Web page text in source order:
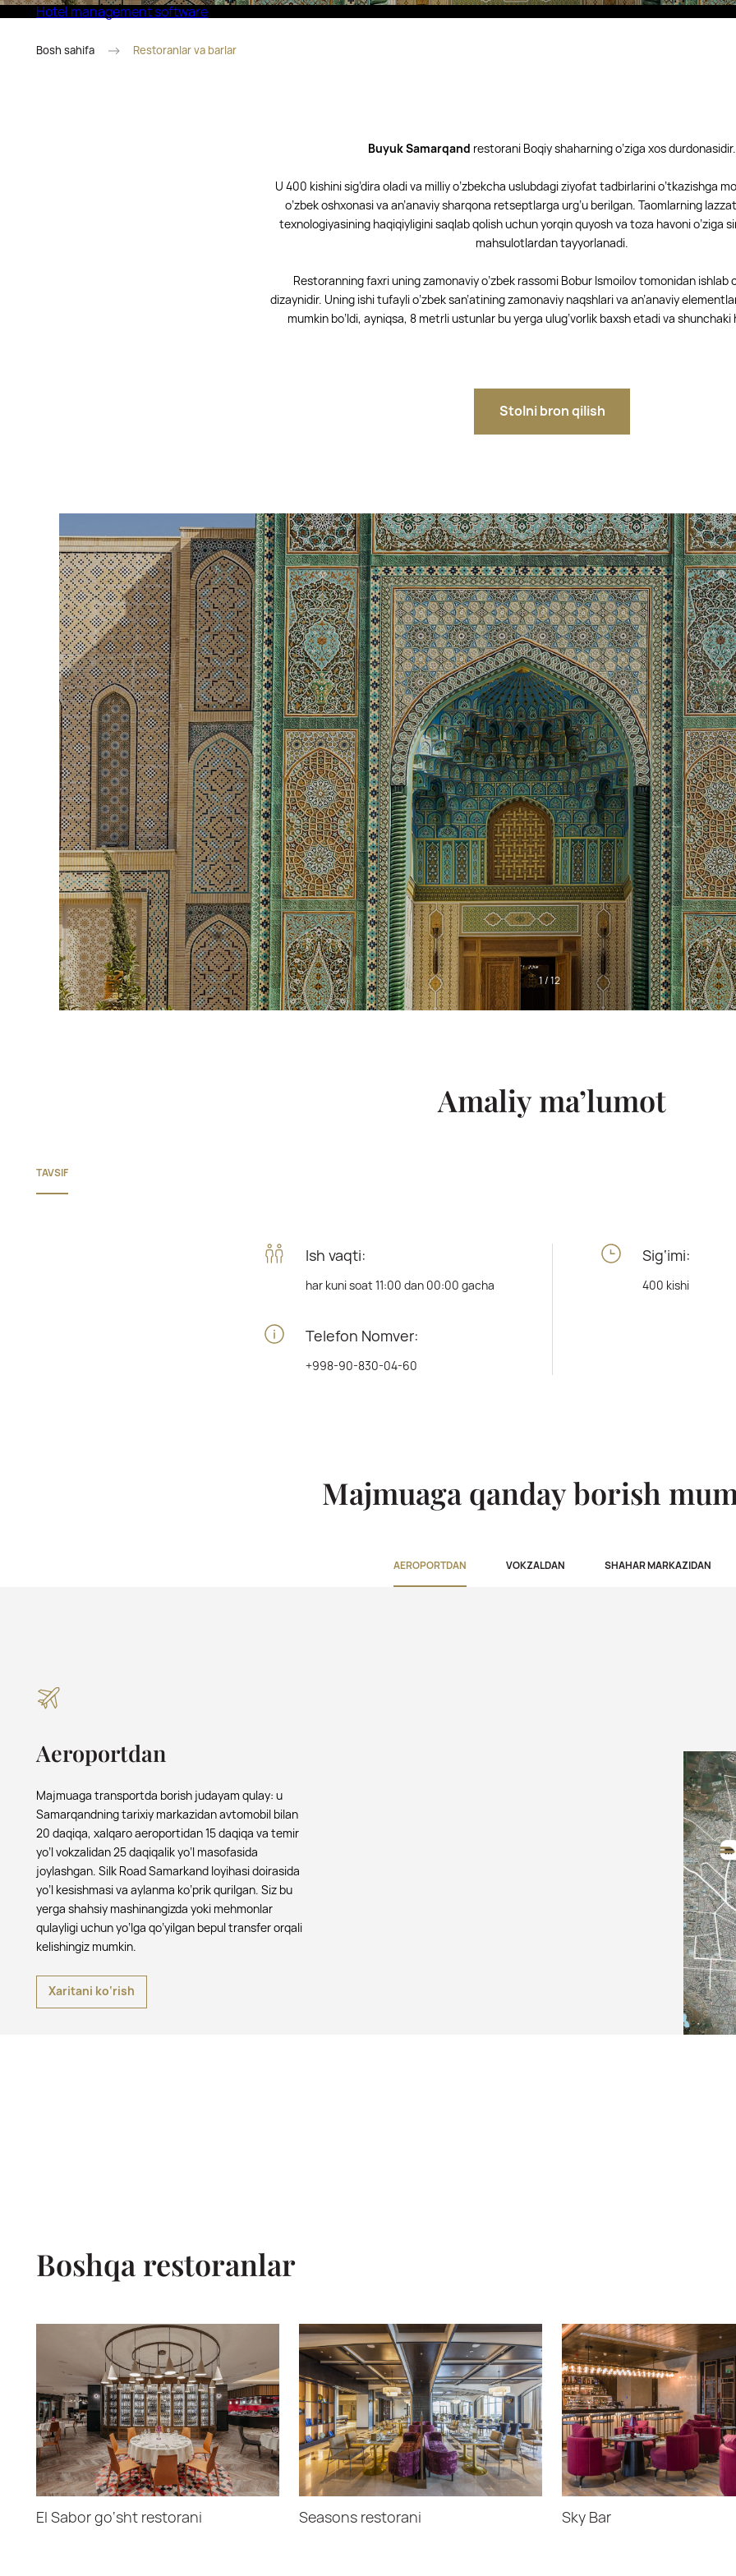
Eco Village Superior Eco Village Premium
Eco Village
Fitobarlar
Hotel management software
Bosh sahifa Restoranlar va barlar
Buyuk Samarqand restorani Boqiy shaharning o’ziga xos durdonasidir.
U 400 kishini sig’dira oladi va milliy o’zbekcha uslubdagi ziyofat tadbirlarini o’tkazishga
o’zbek oshxonasi va an’anaviy sharqona retseptlarga urg’u berilgan. Taomlarning
texnologiyasining haqiqiyligini saqlab qolish uchun yorqin quyosh va toza havoni o’ziga
mahsulotlardan tayyorlanadi.
Restoranning faxri uning zamonaviy o’zbek rassomi Bobur Ismoilov tomonidan ishlab
dizaynidir. Uning ishi tufayli o’zbek san’atining zamonaviy naqshlari va an’anaviy
mumkin bo’ldi, ayniqsa, 8 metrli ustunlar bu yerga ulug’vorlik baxsh etadi va
Stolni bron qilish
1/12
Amaliy ma’lumot
TAVSIF
Ish vaqti:
har kuni soat 11:00 dan 00:00 gacha
Sig‘imi:
400 kishi
Telefon Nomver:
+998-90-830-04-60
Majmuaga qanday borish
AEROPORTDAN VOKZALDAN SHAHAR MARKAZIDAN
Aeroportdan
Majmuaga transportda borish judayam qulay: u
Samarqandning tarixiy markazidan avtomobil bilan
20 daqiqa, xalqaro aeroportidan 15 daqiqa va temir
yo’l vokzalidan 25 daqiqalik yo’l masofasida
joylashgan. Silk Road Samarkand loyihasi doirasida
yo’l kesishmasi va aylanma ko’prik qurilgan. Siz bu
yerga shahsiy mashinangizda yoki mehmonlar
qulayligi uchun yo’lga qo’yilgan bepul transfer orqali
kelishingiz mumkin.
Xaritani ko‘rish
Boshqa restoranlar
El Sabor go‘sht restorani Seasons restorani Sky Bar